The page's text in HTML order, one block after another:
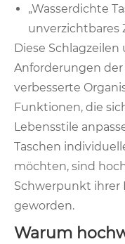
„Wasserdichte
unverzichtbares
Diese
Anforderungen der
verbesserte
Funktionen, die
Lebensstile
Taschen
möchten, sind
Schwerpunkt ihrer
geworden.
Warum